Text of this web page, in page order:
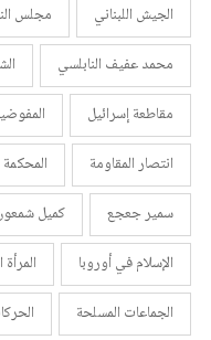
الجيش اللبناني
مجلس
محمد عفيف النابلسي
مقاطعة إسرائيل
انتصار المقاومة
المحكمة
سمير جعجع
كميل
الإسلام في أوروبا
المرأة
الجماعات المسلحة